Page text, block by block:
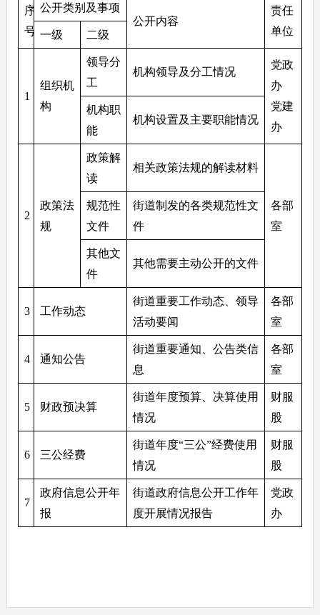
序
号
公开类别及事项
公开内容
责任
单位
一级 二级
1
组织机
构
领导分
工
机构领导及分工情况
党政
办
党建
办
机构职
能
机构设置及主要职能情况
2
政策法
规
政策解
读
相关政策法规的解读材料
各部
室
规范性
文件
街道制发的各类规范性文
件
其他文
件
其他需要主动公开的文件
3 工作动态
街道重要工作动态、领导
活动要闻
各部
室
4 通知公告
街道重要通知、公告类信
息
各部
室
5 财政预决算
街道年度预算、决算使用
情况
财服
股
6 三公经费
街道年度“三公”经费使用
情况
财服
股
7
政府信息公开年
报
街道政府信息公开工作年
度开展情况报告
党政
办